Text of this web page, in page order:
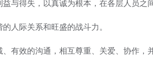
与得失，以真诚为根本，在各层人员之
人际关系和旺盛的战斗力。
有效的沟通，相互尊重、关爱、协作，